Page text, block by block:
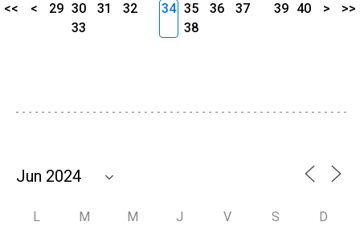
<< < 29 30 31
32
33
34 35 36
37
38
39 40 > >>
L M M J V S D